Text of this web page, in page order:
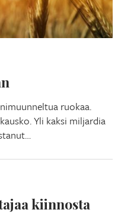
ruokaa.
Yli kaksi miljardia
kiinnosta